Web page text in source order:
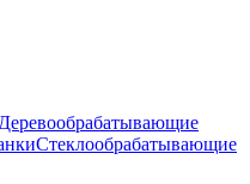
Деревообрабатывающие
Стеклообрабатывающие